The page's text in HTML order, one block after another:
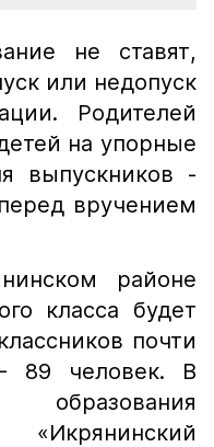
не ставят,
или недопуск
Родителей
на упорные
выпускников -
вручением
районе
класса будет
почти
89 человек. В